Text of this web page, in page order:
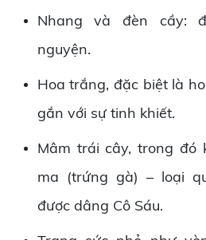
Nhang và đèn cầy:
nguyện.
Hoa trắng, đặc biệt là
gắn với sự tinh khiết.
Mâm trái cây, trong đó
ma (trứng gà) – loại
được dâng Cô Sáu.